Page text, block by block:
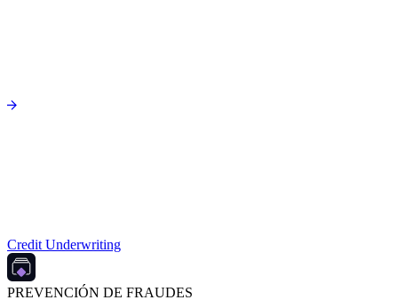
Credit Underwriting
PREVENCIÓN DE FRAUDES